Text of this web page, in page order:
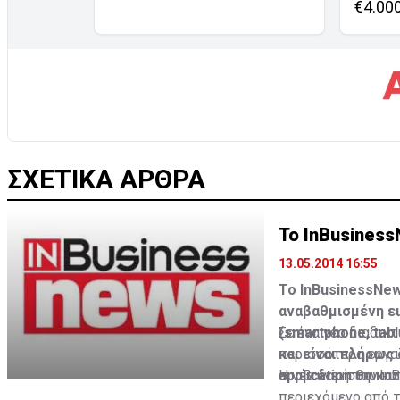
ΣΧΕΤΙΚΑ ΑΡΘΡΑ
Το
13.05.2014 16:55
To
αναβαθμισμένη
(smartphone,
και είναι
application θα
Σε ένα νέο
περισσότερα
συμβαίνει στην
Η νέα δομή του
περιεχόμενο από